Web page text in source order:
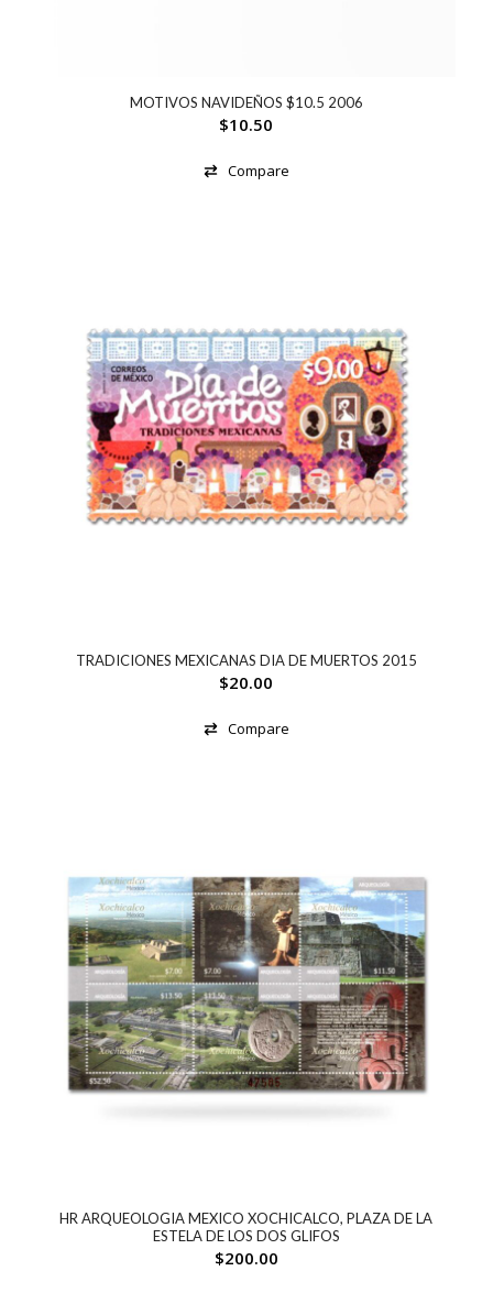
MOTIVOS NAVIDEÑOS $10.5 2006
$10.50
Compare
TRADICIONES MEXICANAS DIA DE MUERTOS 2015
$20.00
Compare
HR ARQUEOLOGIA MEXICO XOCHICALCO, PLAZA DE LA
ESTELA DE LOS DOS GLIFOS
$200.00